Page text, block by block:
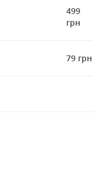
499
грн
79 грн